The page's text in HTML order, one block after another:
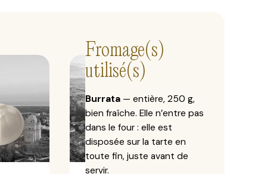
Fromage(s)
utilisé(s)
Burrata — entière, 250 g,
bien fraîche. Elle n’entre pas
dans le four : elle est
disposée sur la tarte en
toute fin, juste avant de
servir.